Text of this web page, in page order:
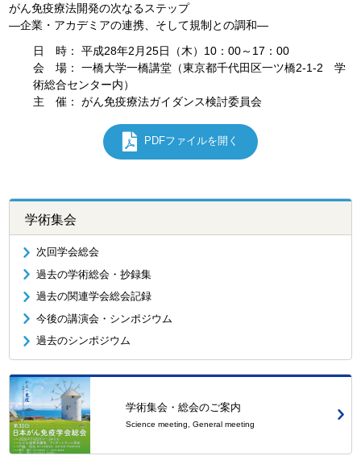
がん免疫療法開発の次なるステップ
―企業・アカデミアの連携、そして規制との調和―
日 時： 平成28年2月25日（木）10：00～17：00
会 場： 一橋大学一橋講堂（東京都千代田区一ツ橋2-1-2 学
術総合センター内）
主 催： がん免疫療法ガイダンス検討委員会
PDFファイルを開く
学術集会
次回学会総会
過去の学術総会・抄録集
過去の関連学会総会記録
今後の講演会・シンポジウム
過去のシンポジウム
学術集会・総会のご案内
Science meeting, General meeting